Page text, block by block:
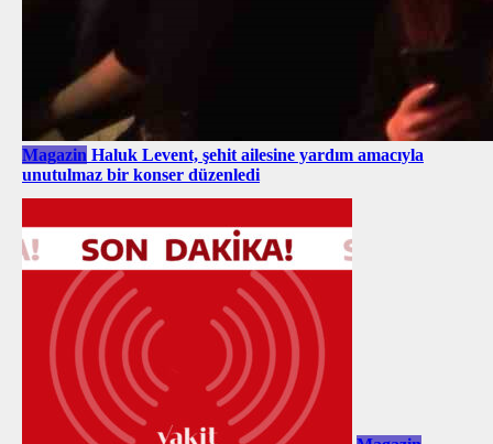
Magazin Haluk Levent, şehit ailesine yardım amacıyla
unutulmaz bir konser düzenledi